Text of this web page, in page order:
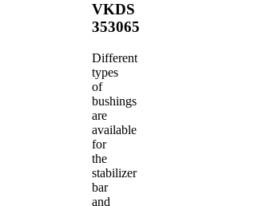
VKDS
353065
Different
types
of
bushings
are
available
for
the
stabilizer
bar
and